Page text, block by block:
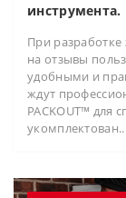
инструмента.
При разработке
на отзывы
удобными и
ждут
PACKOUT™ для
укомплектован..